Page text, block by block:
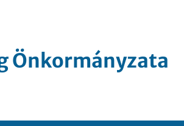
Önkormányzata